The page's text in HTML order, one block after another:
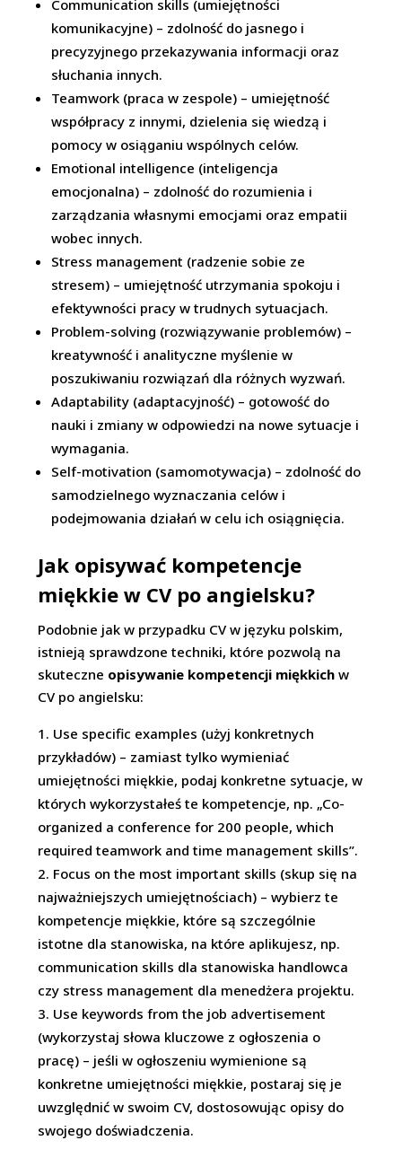
Communication skills (umiejętności
komunikacyjne) – zdolność do jasnego i
precyzyjnego przekazywania informacji oraz
słuchania innych.
Teamwork (praca w zespole) – umiejętność
współpracy z innymi, dzielenia się wiedzą i
pomocy w osiąganiu wspólnych celów.
Emotional intelligence (inteligencja
emocjonalna) – zdolność do rozumienia i
zarządzania własnymi emocjami oraz empatii
wobec innych.
Stress management (radzenie sobie ze
stresem) – umiejętność utrzymania spokoju i
efektywności pracy w trudnych sytuacjach.
Problem-solving (rozwiązywanie problemów) –
kreatywność i analityczne myślenie w
poszukiwaniu rozwiązań dla różnych wyzwań.
Adaptability (adaptacyjność) – gotowość do
nauki i zmiany w odpowiedzi na nowe sytuacje i
wymagania.
Self-motivation (samomotywacja) – zdolność do
samodzielnego wyznaczania celów i
podejmowania działań w celu ich osiągnięcia.
Jak opisywać kompetencje
miękkie w CV po angielsku?
Podobnie jak w przypadku CV w języku polskim,
istnieją sprawdzone techniki, które pozwolą na
skuteczne opisywanie kompetencji miękkich w
CV po angielsku:
Use specific examples (użyj konkretnych
przykładów) – zamiast tylko wymieniać
umiejętności miękkie, podaj konkretne sytuacje, w
których wykorzystałeś te kompetencje, np. „Co-
organized a conference for 200 people, which
required teamwork and time management skills”.
Focus on the most important skills (skup się na
najważniejszych umiejętnościach) – wybierz te
kompetencje miękkie, które są szczególnie
istotne dla stanowiska, na które aplikujesz, np.
communication skills dla stanowiska handlowca
czy stress management dla menedżera projektu.
Use keywords from the job advertisement
(wykorzystaj słowa kluczowe z ogłoszenia o
pracę) – jeśli w ogłoszeniu wymienione są
konkretne umiejętności miękkie, postaraj się je
uwzględnić w swoim CV, dostosowując opisy do
swojego doświadczenia.